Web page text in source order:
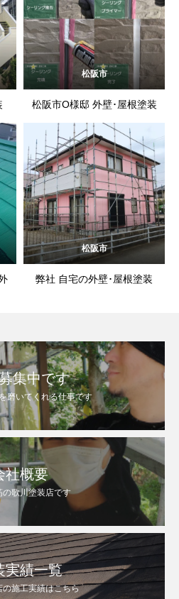
松阪市
松阪市O様邸 外壁･屋根塗装
松阪市
弊社 自宅の外壁･屋根塗装
集中です
磨いてくれる仕事です
社概要
の歌川塗装店です
実績一覧
の施工実績はこちら